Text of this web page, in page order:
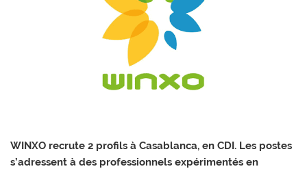
WINXO recrute 2 profils à Casablanca, en CDI. Les postes
s’adressent à des professionnels expérimentés en